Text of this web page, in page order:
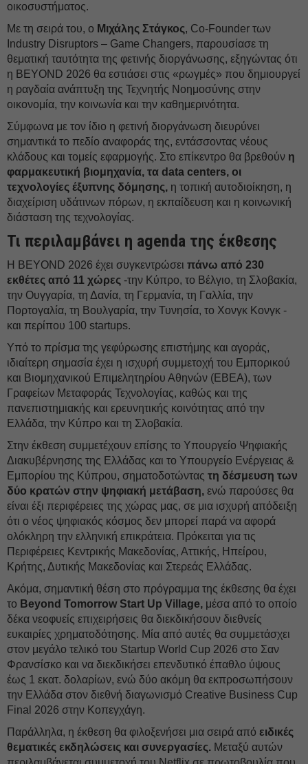
οικοσυστήματος.
Με τη σειρά του, ο Μιχάλης Στάγκος, Co-Founder των
Industry Disruptors – Game Changers, παρουσίασε τη
θεματική ταυτότητα της φετινής διοργάνωσης, εξηγώντας ότι
η BEYOND 2026 θα εστιάσει στις «ρωγμές» που δημιουργεί
η ραγδαία ανάπτυξη της Τεχνητής Νοημοσύνης στην
οικονομία, την κοινωνία και την καθημερινότητα.
Σύμφωνα με τον ίδιο η φετινή διοργάνωση διευρύνει
σημαντικά το πεδίο αναφοράς της, εντάσσοντας νέους
κλάδους και τομείς εφαρμογής. Στο επίκεντρο θα βρεθούν η
φαρμακευτική βιομηχανία, τα data centers, οι
τεχνολογίες έξυπνης δόμησης, η τοπική αυτοδιοίκηση, η
διαχείριση υδάτινων πόρων, η εκπαίδευση και η κοινωνική
διάσταση της τεχνολογίας.
Τι περιλαμβάνει η agenda της έκθεσης
Η BEYOND 2026 έχει συγκεντρώσει πάνω από 230
εκθέτες από 11 χώρες -την Κύπρο, το Βέλγιο, τη Σλοβακία,
την Ουγγαρία, τη Δανία, τη Γερμανία, τη Γαλλία, την
Πορτογαλία, τη Βουλγαρία, την Τυνησία, το Χονγκ Κονγκ -
και περίπου 100 startups.
Υπό το πρίσμα της γεφύρωσης επιστήμης και αγοράς,
ιδιαίτερη σημασία έχει η ισχυρή συμμετοχή του Εμπορικού
και Βιομηχανικού Επιμελητηρίου Αθηνών (ΕΒΕΑ), των
Γραφείων Μεταφοράς Τεχνολογίας, καθώς και της
πανεπιστημιακής και ερευνητικής κοινότητας από την
Ελλάδα, την Κύπρο και τη Σλοβακία.
Στην έκθεση συμμετέχουν επίσης το Υπουργείο Ψηφιακής
Διακυβέρνησης της Ελλάδας και το Υπουργείο Ενέργειας &
Εμπορίου της Κύπρου, σηματοδοτώντας τη δέσμευση των
δύο κρατών στην ψηφιακή μετάβαση, ενώ παρούσες θα
είναι έξι περιφέρειες της χώρας μας, σε μια ισχυρή απόδειξη
ότι ο νέος ψηφιακός κόσμος δεν μπορεί παρά να αφορά
ολόκληρη την ελληνική επικράτεια. Πρόκειται για τις
Περιφέρειες Κεντρικής Μακεδονίας, Αττικής, Ηπείρου,
Κρήτης, Δυτικής Μακεδονίας και Στερεάς Ελλάδας.
Ακόμα, σημαντική θέση στο πρόγραμμα της έκθεσης θα έχει
το Beyond Tomorrow Start Up Village, μέσα από το οποίο
δέκα νεοφυείς επιχειρήσεις θα διεκδικήσουν διεθνείς
ευκαιρίες χρηματοδότησης. Μία από αυτές θα συμμετάσχει
στον μεγάλο τελικό του Startup World Cup 2026 στο Σαν
Φρανσίσκο και να διεκδικήσει επενδυτικό έπαθλο ύψους
έως 1 εκατ. δολαρίων, ενώ δύο ακόμη θα εκπροσωπήσουν
την Ελλάδα στον διεθνή διαγωνισμό Creative Business Cup
Final 2026 στην Κοπεγχάγη.
Παράλληλα, η έκθεση θα φιλοξενήσει μια σειρά από ειδικές
θεματικές εκδηλώσεις και συνεργασίες. Μεταξύ αυτών